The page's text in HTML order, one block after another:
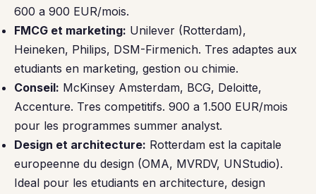
600 a 900 EUR/mois.
FMCG et marketing: Unilever (Rotterdam),
Heineken, Philips, DSM-Firmenich. Tres adaptes aux
etudiants en marketing, gestion ou chimie.
Conseil: McKinsey Amsterdam, BCG, Deloitte,
Accenture. Tres competitifs. 900 a 1.500 EUR/mois
pour les programmes summer analyst.
Design et architecture: Rotterdam est la capitale
europeenne du design (OMA, MVRDV, UNStudio).
Ideal pour les etudiants en architecture, design